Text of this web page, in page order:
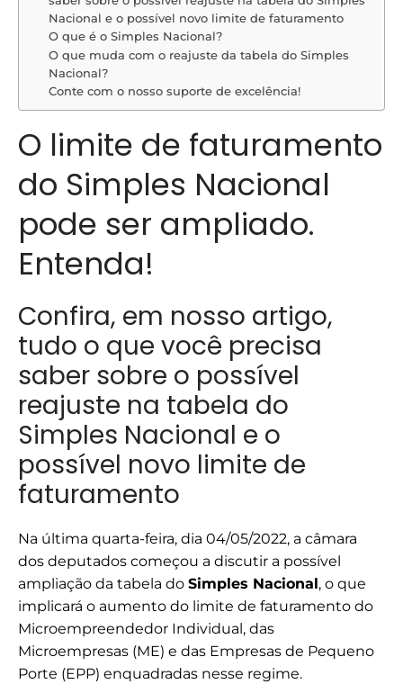
Nacional e o possível novo limite de faturamento
O que é o Simples Nacional?
O que muda com o reajuste da tabela do Simples
Nacional?
Conte com o nosso suporte de excelência!
O limite de faturamento
do Simples Nacional
pode ser ampliado.
Entenda!
Confira, em nosso artigo,
tudo o que você precisa
saber sobre o possível
reajuste na tabela do
Simples Nacional e o
possível novo limite de
faturamento
Na última quarta-feira, dia 04/05/2022, a câmara
dos deputados começou a discutir a possível
ampliação da tabela do Simples Nacional, o que
implicará o aumento do limite de faturamento do
Microempreendedor Individual, das
Microempresas (ME) e das Empresas de Pequeno
Porte (EPP) enquadradas nesse regime.